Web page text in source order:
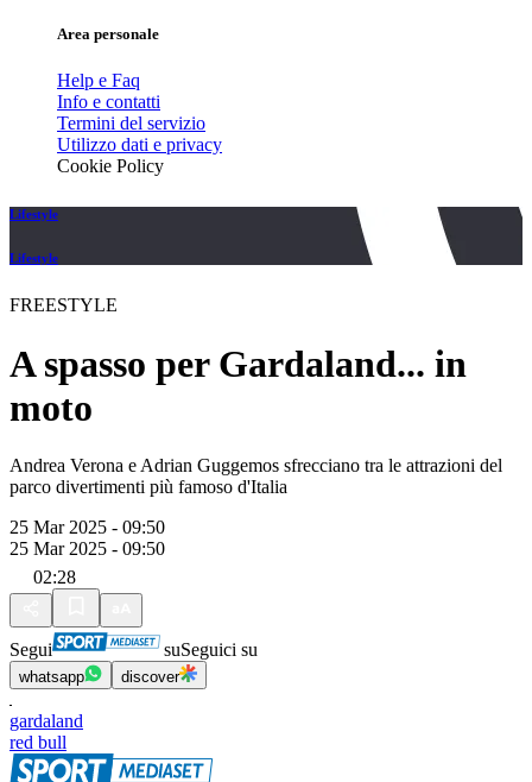
Area personale
Help e Faq
Info e contatti
Termini del servizio
Utilizzo dati e privacy
Cookie Policy
Lifestyle
Lifestyle
FREESTYLE
A spasso per Gardaland... in
moto
Andrea Verona e Adrian Guggemos sfrecciano tra le attrazioni del
parco divertimenti più famoso d'Italia
25 Mar 2025 - 09:50
25 Mar 2025 - 09:50
02:28
Segui suSeguici su
whatsapp discover
gardaland
red bull